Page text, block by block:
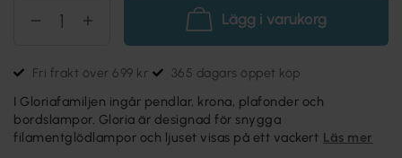
Lägg i varukorg
Fri frakt över 699 kr 365 dagars öppet köp
I Gloriafamiljen ingår pendlar, krona, plafonder och
bordslampor. Gloria är designad för snygga
filamentglödlampor och ljuset visas på ett vackert Läs mer